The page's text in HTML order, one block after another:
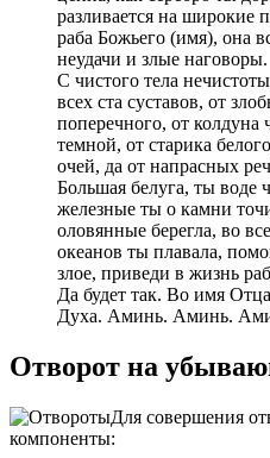
разливается на широкие
раба Божьего (имя), она
неудачи и злые наговоры.
С чистого тела
всех ста суставов, от
поперечного, от колдуна
темной, от старика
очей, да от напрасных
Большая белуга, ты воде
железные ты о камни
оловянные берегла, во
океанов ты плавала,
злое, приведи в жизнь
Да будет так. Во имя
Духа. Аминь. Аминь.
Отворот на
Для совершения
компоненты: